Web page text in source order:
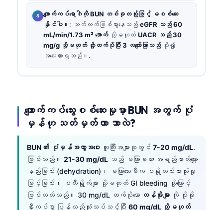
ကျောက်ကပ်ရောဂါကို BUN တစ်ခုတည်းဖြင့် မစစ်ဆေး
နိုင်ပါ။ ; ဆက်လက်ဖြစ်ပွားနေသည် eGFR သည် 60
mL/min/1.73 m² အောက်သို့မဟုတ် UACR သည် 30
mg/g သို့မဟုတ် ထို့ထက်ပိုပြီး 3 လကျော်ကြာသည်ပို၍
အလေးထားရသည်။.
ကျောက်ကပ်သွေးစစ်ဆေးမှုမှာ BUN အတွက် ပုံ
မှန်ဟု သတ်မှတ်တာ ဘာလဲ?
BUN ၏ ပုံမှန်အကွာအဝေး လူကြီးအများစုတွင် 7-20 mg/dL.
ဖြစ်သည်။ 21-30 mg/dL သည် မကြာခဏ အရည်ဓာတ်လျော့
နည်းခြင်း (dehydration)၊ မကြာသေးမီက ပရိုတင်းစားသုံးမှု
မြင့်ခြင်း၊ စတီရွိုက်များ သို့မဟုတ် GI bleeding တို့ကြောင့်
ဖြစ်တတ်သည်။ 30 mg/dL ထက်ပိုသော တန်ဖိုးများ ကို ပိုမို
နီးကပ်စွာ ပြန်လည်သုံးသပ်သင့်ပြီး 60 mg/dL သို့မဟုတ်